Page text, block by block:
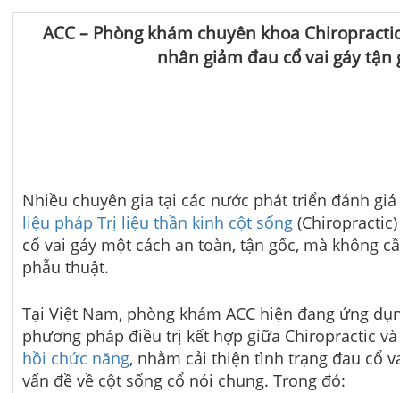
ACC – Phòng khám chuyên khoa
nhân giảm đau cổ vai gáy tận
Nhiều chuyên gia tại các nước phát triển đánh
liệu pháp Trị liệu thần kinh cột sống
cổ vai gáy một cách an toàn, tận gốc, mà không
phẫu thuật.
Tại Việt Nam, phòng khám ACC hiện đang ứng
phương pháp điều trị kết hợp giữa Chiropractic
hồi chức năng, nhằm cải thiện tình trạng đau cổ
vấn đề về cột sống cổ nói chung. Trong đó: